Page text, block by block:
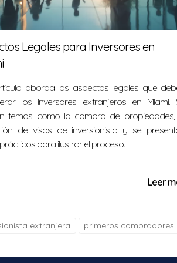
trabajar con un agente
PRÁCTICOS
ilustrar cómo otros han navegado
y Juan eran una pareja joven
un agente local, encontraron una
- Caso 1
proceso, se sintió respaldado por su
decidió invertir en bienes raíces
- Caso 3
Legales para Inversores en
aborda los aspectos legales que
los inversores extranjeros en Miami.
temas como la compra de
de visas de inversionista y se
para ilustrar el proceso.
Leer
extranjera primeros compradores